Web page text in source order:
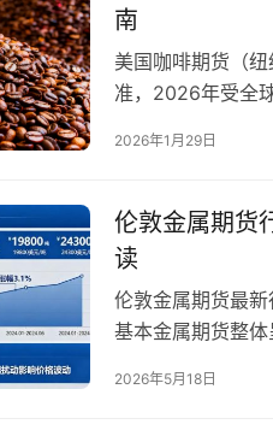
南
美国咖啡期货（
准，2026年受全
一。国内投资者
价格…
2026年1月29日
伦敦金属期货
读
伦敦金属期货最
基本金属期货整
涨 12.8%；LME
2026年5月18日